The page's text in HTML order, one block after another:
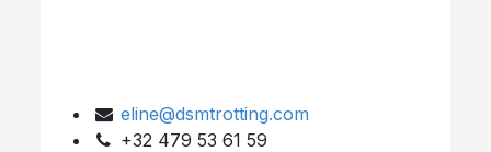
eline@dsmtrotting.com
+32 479 53 61 59